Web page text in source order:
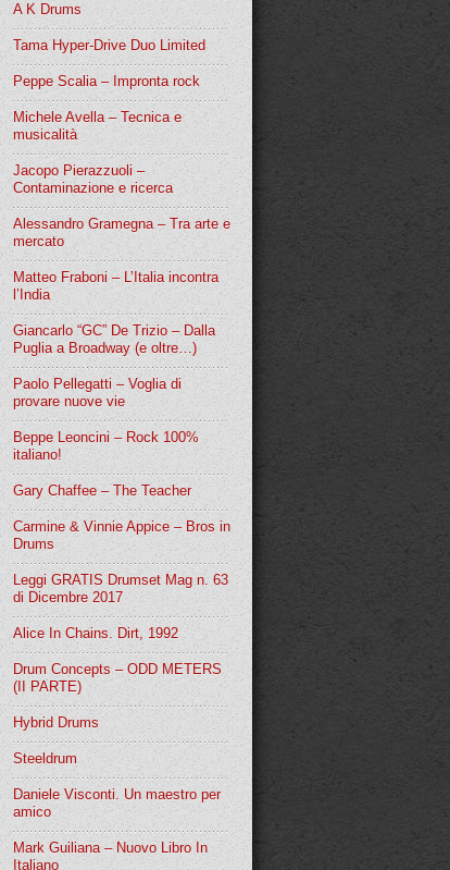
A K Drums
Tama Hyper-Drive Duo Limited
Peppe Scalia – Impronta rock
Michele Avella – Tecnica e
musicalità
Jacopo Pierazzuoli –
Contaminazione e ricerca
Alessandro Gramegna – Tra arte e
mercato
Matteo Fraboni – L’Italia incontra
l’India
Giancarlo “GC” De Trizio – Dalla
Puglia a Broadway (e oltre…)
Paolo Pellegatti – Voglia di
provare nuove vie
Beppe Leoncini – Rock 100%
italiano!
Gary Chaffee – The Teacher
Carmine & Vinnie Appice – Bros in
Drums
Leggi GRATIS Drumset Mag n. 63
di Dicembre 2017
Alice In Chains. Dirt, 1992
Drum Concepts – ODD METERS
(II PARTE)
Hybrid Drums
Steeldrum
Daniele Visconti. Un maestro per
amico
Mark Guiliana – Nuovo Libro In
Italiano